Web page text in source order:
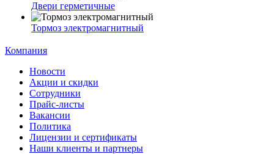
Двери герметичные
Тормоз электромагнитный
Компания
Новости
Акции и скидки
Сотрудники
Прайс-листы
Вакансии
Политика
Лицензии и сертификаты
Наши клиенты и партнеры